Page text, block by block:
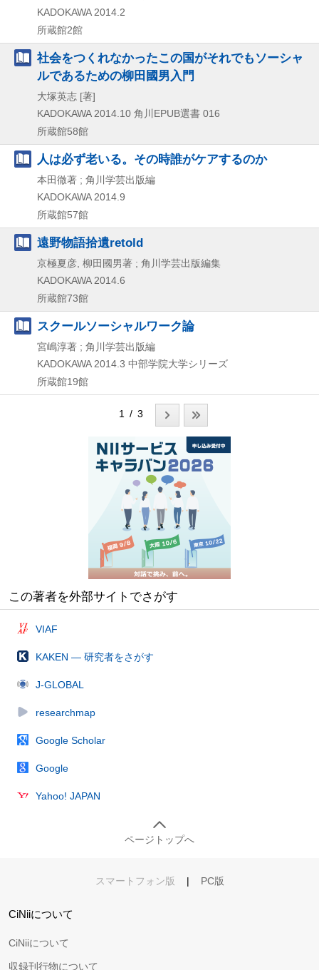
KADOKAWA 2014.2
所蔵館2館
社会をつくれなかったこの国がそれでもソーシャ
ルであるための柳田國男入門
大塚英志 [著]
KADOKAWA 2014.10 角川EPUB選書 016
所蔵館58館
人は必ず老いる。その時誰がケアするのか
本田徹著 ; 角川学芸出版編
KADOKAWA 2014.9
所蔵館57館
遠野物語拾遺retold
京極夏彦, 柳田國男著 ; 角川学芸出版編集
KADOKAWA 2014.6
所蔵館73館
スクールソーシャルワーク論
宮嶋淳著 ; 角川学芸出版編
KADOKAWA 2014.3 中部学院大学シリーズ
所蔵館19館
1 / 3
この著者を外部サイトでさがす
VIAF
KAKEN — 研究者をさがす
J-GLOBAL
researchmap
Google Scholar
Google
Yahoo! JAPAN
ページトップへ
スマートフォン版 | PC版
CiNiiについて
CiNiiについて
収録刊行物について